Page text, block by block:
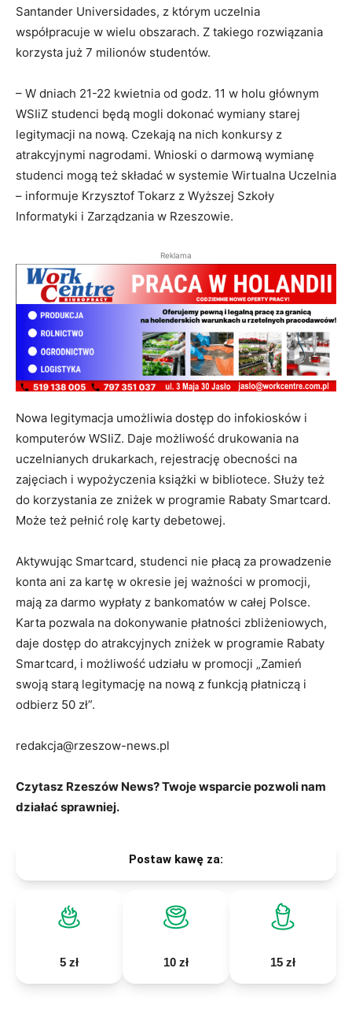
Santander Universidades, z którym uczelnia
współpracuje w wielu obszarach. Z takiego rozwiązania
korzysta już 7 milionów studentów.
– W dniach 21-22 kwietnia od godz. 11 w holu głównym
WSIiZ studenci będą mogli dokonać wymiany starej
legitymacji na nową. Czekają na nich konkursy z
atrakcyjnymi nagrodami. Wnioski o darmową wymianę
studenci mogą też składać w systemie Wirtualna Uczelnia
– informuje Krzysztof Tokarz z Wyższej Szkoły
Informatyki i Zarządzania w Rzeszowie.
Reklama
Nowa legitymacja umożliwia dostęp do infokiosków i
komputerów WSIiZ. Daje możliwość drukowania na
uczelnianych drukarkach, rejestrację obecności na
zajęciach i wypożyczenia książki w bibliotece. Służy też
do korzystania ze zniżek w programie Rabaty Smartcard.
Może też pełnić rolę karty debetowej.
Aktywując Smartcard, studenci nie płacą za prowadzenie
konta ani za kartę w okresie jej ważności w promocji,
mają za darmo wypłaty z bankomatów w całej Polsce.
Karta pozwala na dokonywanie płatności zbliżeniowych,
daje dostęp do atrakcyjnych zniżek w programie Rabaty
Smartcard, i możliwość udziału w promocji „Zamień
swoją starą legitymację na nową z funkcją płatniczą i
odbierz 50 zł”.
redakcja@rzeszow-news.pl
Czytasz Rzeszów News? Twoje wsparcie pozwoli nam
działać sprawniej.
Postaw kawę za:
5 zł 10 zł 15 zł